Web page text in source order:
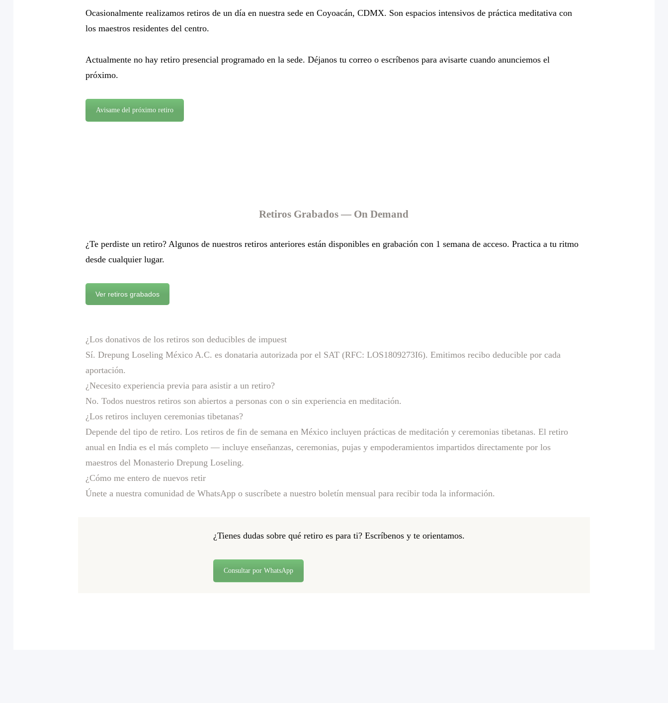
Ocasionalmente realizamos retiros de un día en nuestra sede en Coyoacán, CDMX. Son espacios intensivos de práctica meditativa con
los maestros residentes del centro.
Actualmente no hay retiro presencial programado en la sede. Déjanos tu correo o escríbenos para avisarte cuando anunciemos el
próximo.
Avisame del próximo retiro
Retiros Grabados — On Demand
¿Te perdiste un retiro? Algunos de nuestros retiros anteriores están disponibles en grabación con 1 semana de acceso. Practica a tu ritmo
desde cualquier lugar.
Ver retiros grabados
¿Los donativos de los retiros son deducibles de impuest
Sí. Drepung Loseling México A.C. es donataria autorizada por el SAT (RFC: LOS1809273I6). Emitimos recibo deducible por cada
aportación.
¿Necesito experiencia previa para asistir a un retiro?
No. Todos nuestros retiros son abiertos a personas con o sin experiencia en meditación.
¿Los retiros incluyen ceremonias tibetanas?
Depende del tipo de retiro. Los retiros de fin de semana en México incluyen prácticas de meditación y ceremonias tibetanas. El retiro
anual en India es el más completo — incluye enseñanzas, ceremonias, pujas y empoderamientos impartidos directamente por los
maestros del Monasterio Drepung Loseling.
¿Cómo me entero de nuevos retir
Únete a nuestra comunidad de WhatsApp o suscríbete a nuestro boletín mensual para recibir toda la información.
¿Tienes dudas sobre qué retiro es para ti? Escríbenos y te orientamos.
Consultar por WhatsApp